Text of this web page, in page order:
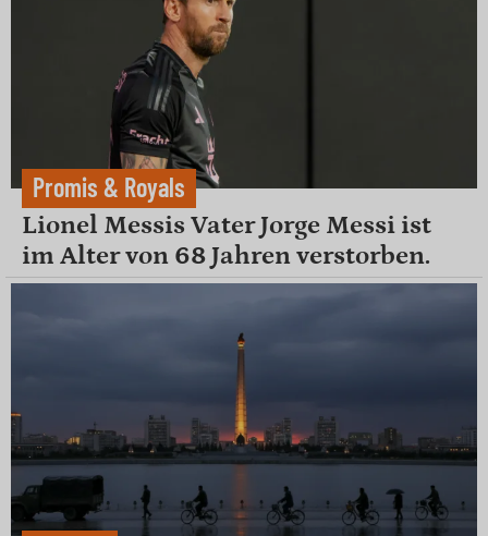
Promis & Royals
Lionel Messis Vater Jorge Messi ist
im Alter von 68 Jahren verstorben.